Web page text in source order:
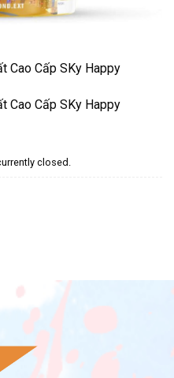
Cao Cấp SKy Happy
Cao Cấp SKy Happy
closed.